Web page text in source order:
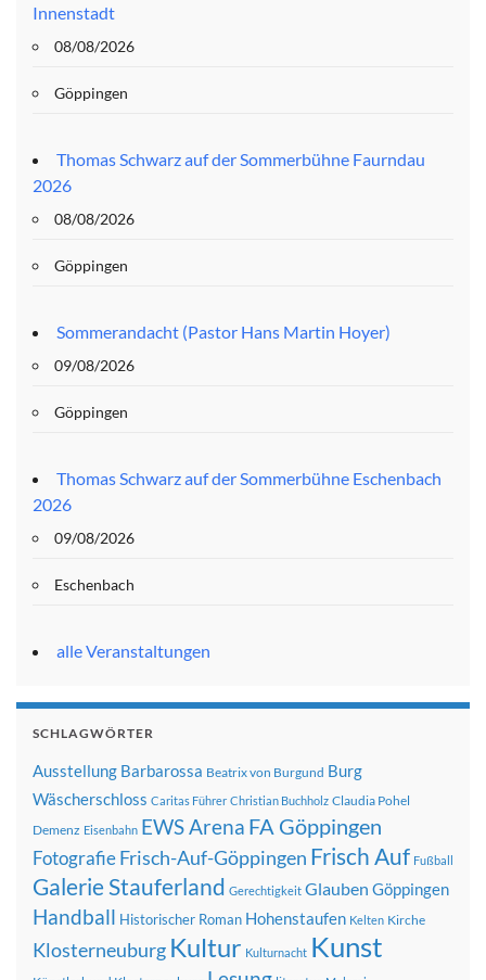
Innenstadt
08/08/2026
Göppingen
Thomas Schwarz auf der Sommerbühne Faurndau
2026
08/08/2026
Göppingen
Sommerandacht (Pastor Hans Martin Hoyer)
09/08/2026
Göppingen
Thomas Schwarz auf der Sommerbühne Eschenbach
2026
09/08/2026
Eschenbach
alle Veranstaltungen
SCHLAGWÖRTER
Ausstellung Barbarossa Beatrix von Burgund Burg
Wäscherschloss Caritas Führer Christian Buchholz Claudia Pohel
Demenz Eisenbahn EWS Arena FA Göppingen
FotografieFrisch-Auf-Göppingen Frisch Auf Fußball
Galerie Stauferland Gerechtigkeit Glauben Göppingen
Handball Historischer Roman Hohenstaufen Kelten Kirche
Klosterneuburg Kultur Kulturnacht Kunst